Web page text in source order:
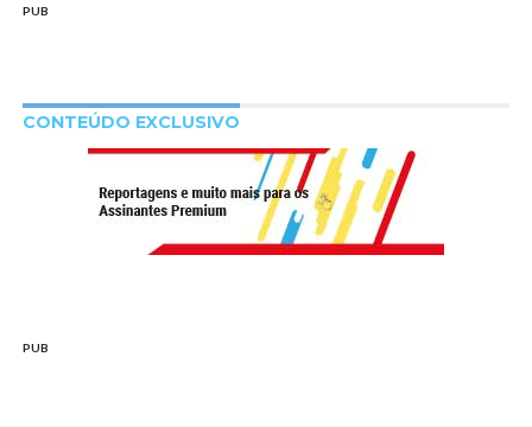
PUB
CONTEÚDO EXCLUSIVO
PUB